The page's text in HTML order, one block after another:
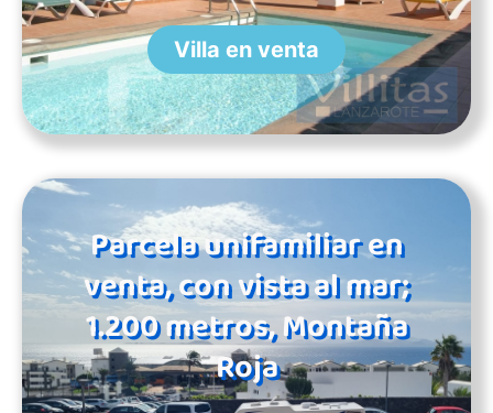
Villa en venta
Parcela unifamiliar en
venta, con vista al mar;
1.200 metros, Montaña
Roja